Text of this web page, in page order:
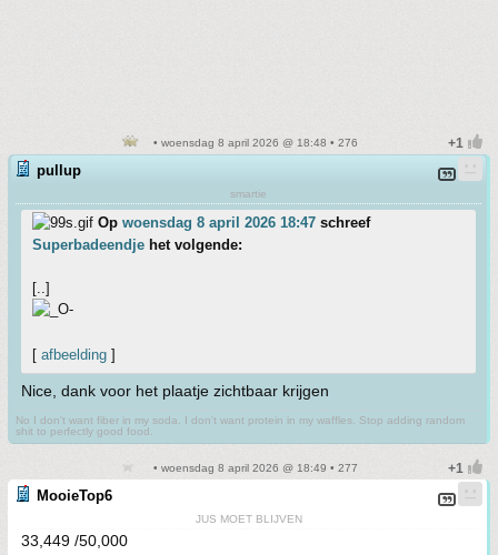
• woensdag 8 april 2026 @ 18:48 • 276
pullup
smartie
Op woensdag 8 april 2026 18:47 schreef
Superbadeendje het volgende:
[..]
[ afbeelding ]
Nice, dank voor het plaatje zichtbaar krijgen
No I don't want fiber in my soda. I don't want protein in my waffles. Stop adding random
shit to perfectly good food.
• woensdag 8 april 2026 @ 18:49 • 277
MooieTop6
JUS MOET BLIJVEN
33,449 /50,000